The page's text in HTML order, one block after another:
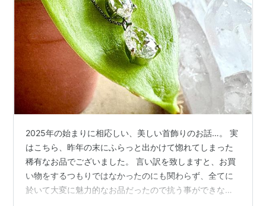
2025年の始まりに相応しい、美しい首飾りのお話…。 実
はこちら、昨年の末にふらっと出かけて惚れてしまった
稀有なお品でございました。 言い訳を致しますと、お買
い物をするつもりではなかったのにも関わらず、全てに
於いて大変に魅力的なお品だったので抗う事ができなか